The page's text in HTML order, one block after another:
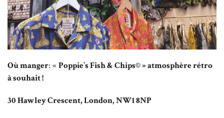
Où manger: «Poppie’s Fish & Chips© » atmosphère rétro
à souhait !
30 Hawley Crescent, London, NW1 8NP